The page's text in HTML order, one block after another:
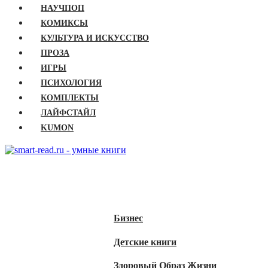
НАУЧПОП
КОМИКСЫ
КУЛЬТУРА И ИСКУССТВО
ПРОЗА
ИГРЫ
ПСИХОЛОГИЯ
КОМПЛЕКТЫ
ЛАЙФСТАЙЛ
KUMON
Бизнес
Детские книги
Здоровый Образ Жизни